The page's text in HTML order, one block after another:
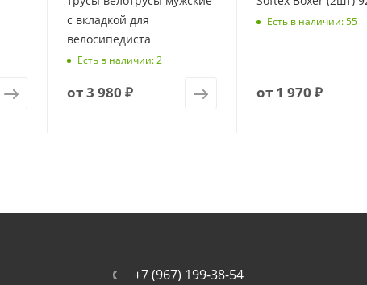
с вкладкой для
велосипедиста
Есть в наличии: 2
от3 980 ₽
Есть в наличии: 55
от 1 970 ₽
+7 (967) 199-38-54